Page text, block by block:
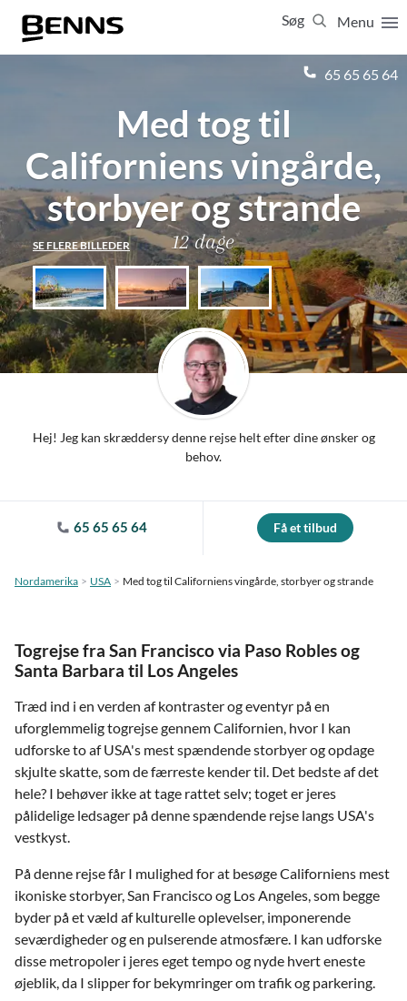
Menu
Søg
65 65 65 64
Med tog til
Californiens vingårde,
storbyer og strande
12 dage
SE FLERE BILLEDER
Hej! Jeg kan skræddersy denne rejse helt efter dine ønsker og
behov.
65 65 65 64 Få et tilbud
Nordamerika USA Med tog til Californiens vingårde, storbyer og strande
Togrejse fra San Francisco via Paso Robles og
Santa Barbara til Los Angeles
Træd ind i en verden af kontraster og eventyr på en
uforglemmelig togrejse gennem Californien, hvor I kan
udforske to af USA's mest spændende storbyer og opdage
skjulte skatte, som de færreste kender til. Det bedste af det
hele? I behøver ikke at tage rattet selv; toget er jeres
pålidelige ledsager på denne spændende rejse langs USA's
vestkyst.
På denne rejse får I mulighed for at besøge Californiens mest
ikoniske storbyer, San Francisco og Los Angeles, som begge
byder på et væld af kulturelle oplevelser, imponerende
seværdigheder og en pulserende atmosfære. I kan udforske
disse metropoler i jeres eget tempo og nyde hvert eneste
øjeblik, da I slipper for bekymringer om trafik og parkering.
Luk
Vis resultater for: Alle
Ferierejser
Firma- og temarejser
Studierejser